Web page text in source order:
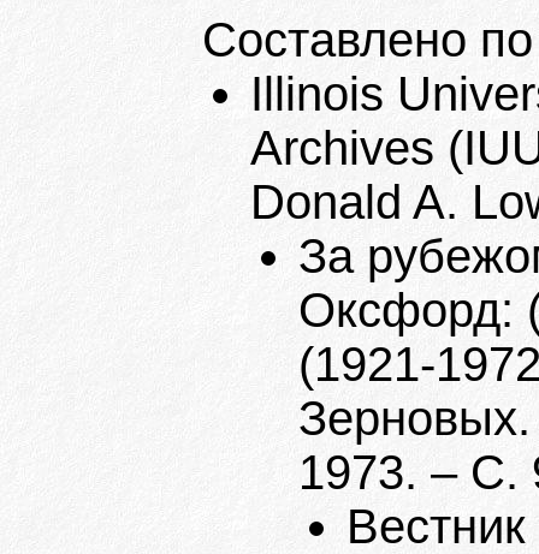
Составлено
Illinois
Archives
Donald A.
За
Оксфорд:
(1921-
1973. – С.